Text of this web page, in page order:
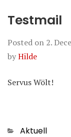
Testmail
Posted on 2.
byHilde
Servus Wölt!
Categories
Aktuell